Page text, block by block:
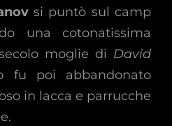
si puntò sul camp
una cotonatissima
moglie di David
fu poi abbandonato
in lacca e parrucche